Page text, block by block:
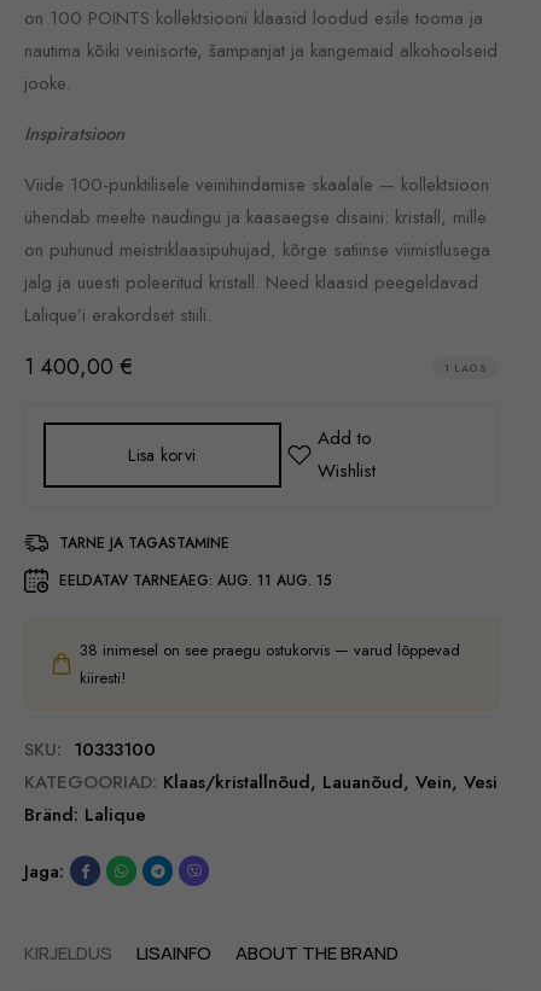
on 100 POINTS kollektsiooni klaasid loodud esile tooma ja
nautima kõiki veinisorte, šampanjat ja kangemaid alkohoolseid
jooke.
Inspiratsioon
Viide 100-punktilisele veinihindamise skaalale — kollektsioon
ühendab meelte naudingu ja kaasaegse disaini: kristall, mille
on puhunud meistriklaasipuhujad, kõrge satiinse viimistlusega
jalg ja uuesti poleeritud kristall. Need klaasid peegeldavad
Lalique’i erakordset stiili.
1 400,00 € 1 LAOS
Lisa korvi
TARNE JA TAGASTAMINE
EELDATAV TARNEAEG: AUG. 11 AUG. 15
38 inimesel on see praegu ostukorvis — varud lõppevad
kiiresti!
SKU: 10333100
KATEGOORIAD: Klaas/kristallnõud, Lauanõud, Vein, Vesi
Bränd: Lalique
Jaga:
KIRJELDUS LISAINFO ABOUT THE BRAND